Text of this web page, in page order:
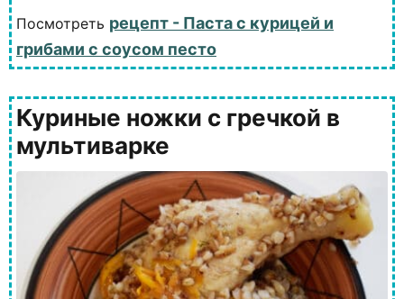
Посмотреть рецепт - Паста с курицей и
грибами с соусом песто
Куриные ножки с гречкой в
мультиварке